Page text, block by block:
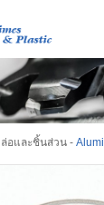
อและชิ้นส่วน -